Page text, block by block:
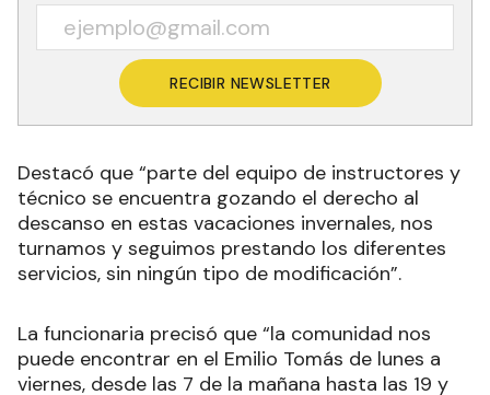
RECIBIR NEWSLETTER
Destacó que “parte del equipo de instructores y
técnico se encuentra gozando el derecho al
descanso en estas vacaciones invernales, nos
turnamos y seguimos prestando los diferentes
servicios, sin ningún tipo de modificación”.
La funcionaria precisó que “la comunidad nos
puede encontrar en el Emilio Tomás de lunes a
viernes, desde las 7 de la mañana hasta las 19 y